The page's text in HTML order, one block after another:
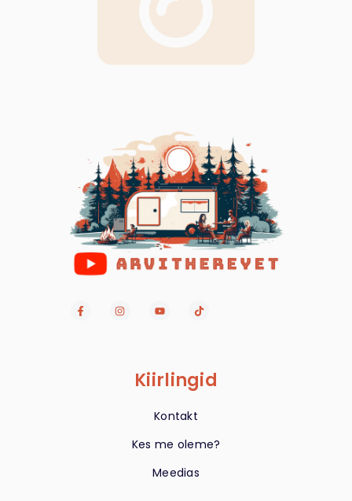
Kiirlingid
Kontakt
Kes me oleme?
Meedias